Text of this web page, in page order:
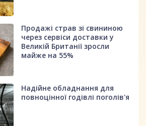
Продажі страв зі свининою
через сервіси доставки у
Великій Британії зросли
майже на 55%
Надійне обладнання для
повноцінної годівлі поголів'я